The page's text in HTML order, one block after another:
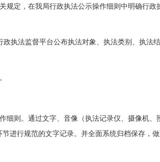
定，在我局行政执法公示操作细则中明确行政
执法监督平台公布执法对象、执法类别、执法
则。通过文字、音像（执法记录仪、摄像机、
进行规范的文字记录。并全面系统归档保存，